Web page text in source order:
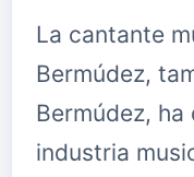
La cantante
Bermúdez,
Bermúdez, ha
industria